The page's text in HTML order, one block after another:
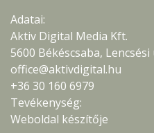
Adatai:
Aktiv Digital Media Kft.
5600 Békéscsaba, Lencsési
office@aktivdigital.hu
+36 30 160 6979
Tevékenység:
Weboldal készítője